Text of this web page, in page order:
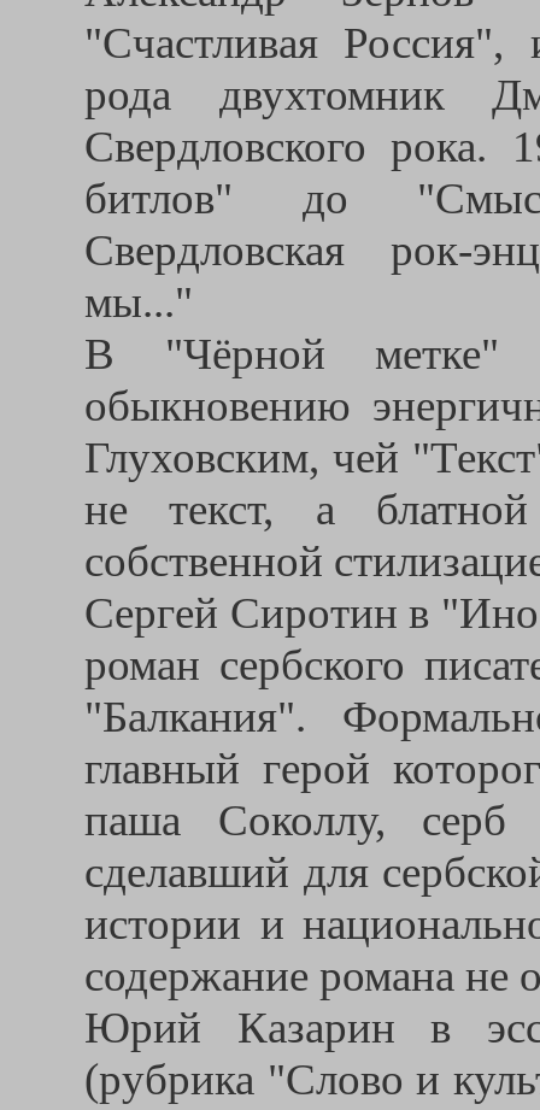
"Счастливая
рода двухтомник
Свердловского рока.
битлов" до
Свердловская рок-
мы..."
В "Чёрной метке"
обыкновению
Глуховским, чей
не текст, а
собственной
Сергей Сиротин в
роман сербского
"Балкания".
главный герой
паша Соколлу, серб
сделавший для
истории и
содержание романа не
Юрий Казарин в
(рубрика "Слово и